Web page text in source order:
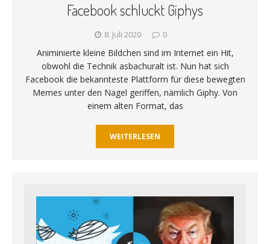
Facebook schluckt Giphys
8. Juli 2020 0
Animinierte kleine Bildchen sind im Internet ein Hit,
obwohl die Technik asbachuralt ist. Nun hat sich
Facebook die bekannteste Plattform für diese bewegten
Memes unter den Nagel geriffen, nämlich Giphy. Von
einem alten Format, das
WEITERLESEN